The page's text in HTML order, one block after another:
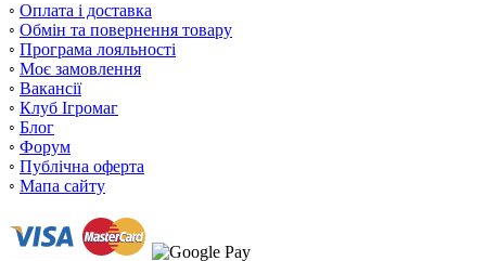
◦ Оплата і доставка
◦ Обмін та повернення товару
◦ Програма лояльності
◦ Моє замовлення
◦ Вакансії
◦ Клуб Ігромаг
◦ Блог
◦ Форум
◦ Публічна оферта
◦ Мапа сайту